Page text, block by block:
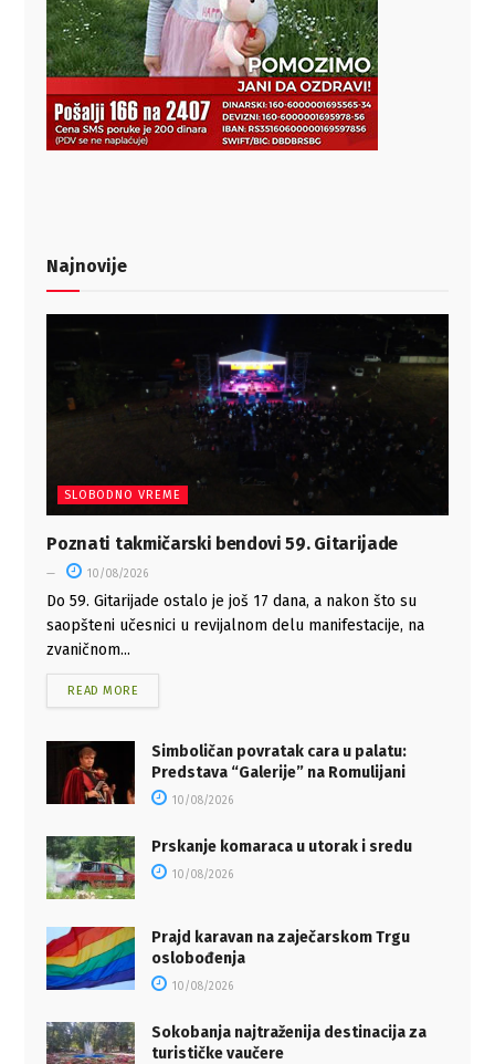
Najnovije
SLOBODNO VREME
Poznati takmičarski bendovi 59. Gitarijade
10/08/2026
Do 59. Gitarijade ostalo je još 17 dana, a nakon što su
saopšteni učesnici u revijalnom delu manifestacije, na
zvaničnom...
READ MORE
Simboličan povratak cara u palatu:
Predstava “Galerije” na Romulijani
10/08/2026
Prskanje komaraca u utorak i sredu
10/08/2026
Prajd karavan na zaječarskom Trgu
oslobođenja
10/08/2026
Sokobanja najtraženija destinacija za
turističke vaučere